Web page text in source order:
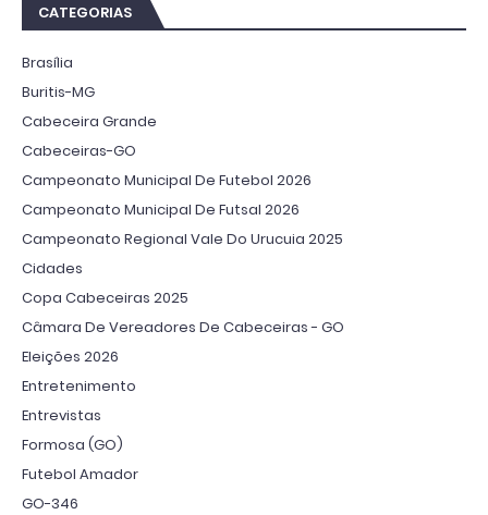
CATEGORIAS
Brasília
Buritis-MG
Cabeceira Grande
Cabeceiras-GO
Campeonato Municipal De Futebol 2026
Campeonato Municipal De Futsal 2026
Campeonato Regional Vale Do Urucuia 2025
Cidades
Copa Cabeceiras 2025
Câmara De Vereadores De Cabeceiras - GO
Eleições 2026
Entretenimento
Entrevistas
Formosa (GO)
Futebol Amador
GO-346